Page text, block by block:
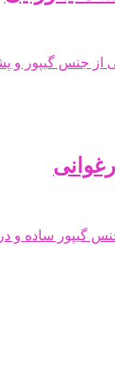
از جنس گیپور و
گیپور ساده